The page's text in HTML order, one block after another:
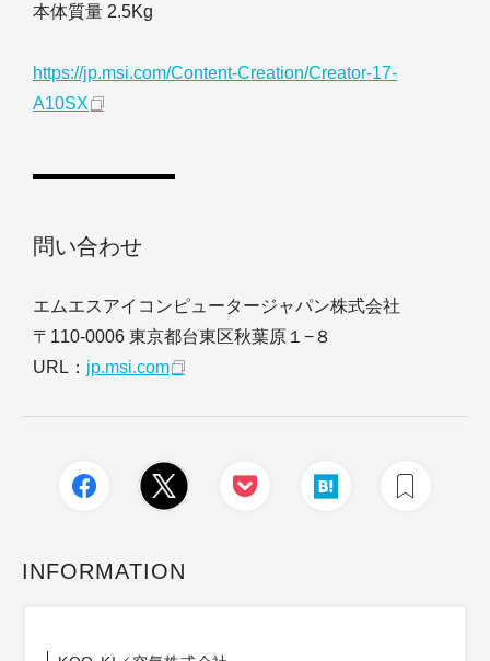
本体質量 2.5Kg
https://jp.msi.com/Content-Creation/Creator-17-
A10SX
問い合わせ
エムエスアイコンピュータージャパン株式会社
〒110-0006 東京都台東区秋葉原１−８
URL： jp.msi.com
INFORMATION